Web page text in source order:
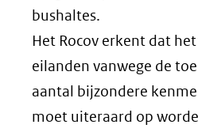
bushaltes.
Het Rocov erkent dat
eilanden vanwege de
aantal bijzondere
moet uiteraard op